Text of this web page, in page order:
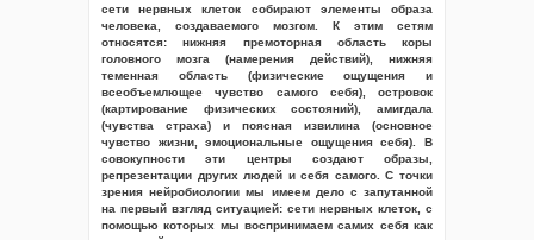
сети нервных клеток собирают элементы образа
человека, создаваемого мозгом. К этим сетям
относятся: нижняя премоторная область коры
головного мозга (намерения действий), нижняя
теменная область (физические ощущения и
всеобъемлющее чувство самого себя), островок
(картирование физических состояний), амигдала
(чувства страха) и поясная извилина (основное
чувство жизни, эмоциональные ощущения себя). В
совокупности эти центры создают образы,
репрезентации других людей и себя самого. С точки
зрения нейробиологии мы имеем дело с запутанной
на первый взгляд ситуацией: сети нервных клеток, с
помощью которых мы воспринимаем самих себя как